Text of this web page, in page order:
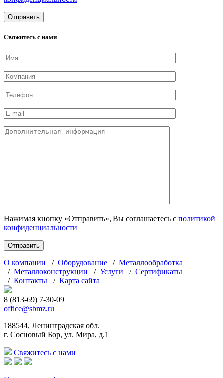
Свяжитесь с нами
Нажимая кнопку «Отправить», Вы соглашаетесь с политикой
конфиденциальности
О компании / Оборудование / Металлообработка
/ Металлоконструкции / Услуги / Сертификаты
/ Контакты / Карта сайта
8 (813-69) 7-30-09
office@sbmz.ru
188544, Ленинградская обл.
г. Сосновый Бор, ул. Мира, д.1
Свяжитесь с нами